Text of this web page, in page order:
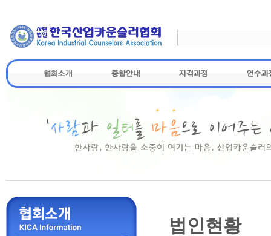
법인현황